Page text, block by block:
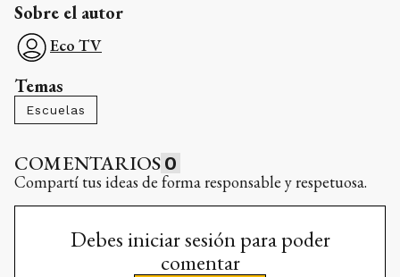
Sobre el autor
Eco TV
Temas
Escuelas
COMENTARIOS 0
Compartí tus ideas de forma responsable y respetuosa.
Debes iniciar sesión para poder
comentar